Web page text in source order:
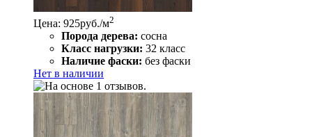
Цена: 925руб./м2
Порода дерева: сосна
Класс нагрузки: 32 класс
Наличие фаски: без фаски
Нет в наличии